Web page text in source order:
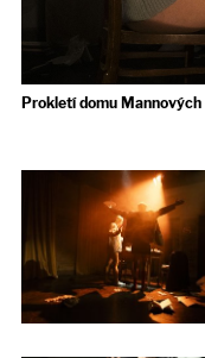
Prokletí domu Mannových
Prokletí domu Mannových
Marie Sedelmayerová)